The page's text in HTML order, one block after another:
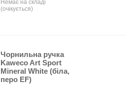
Немає на складі
(очікується)
Чорнильна ручка
Kaweco Art Sport
Mineral White (біла,
перо EF)